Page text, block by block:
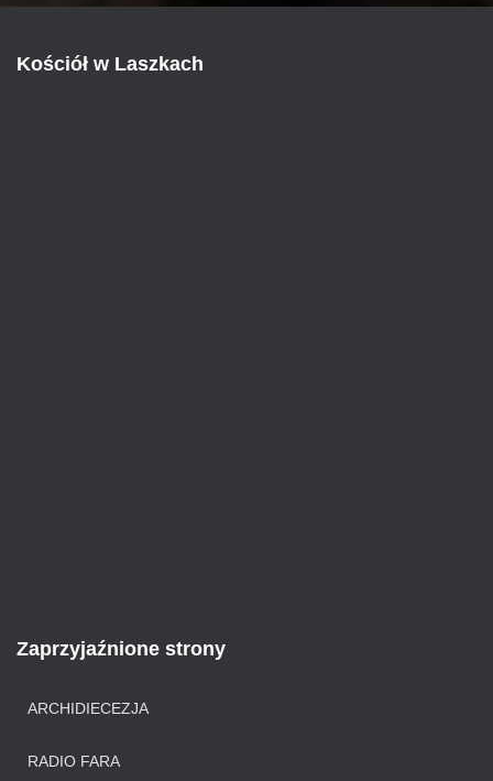
Kościół w Laszkach
Zaprzyjaźnione strony
ARCHIDIECEZJA
RADIO FARA